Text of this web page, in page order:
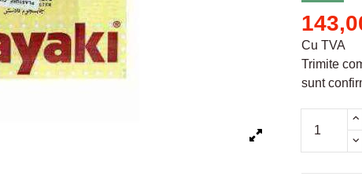
Cu TVA
Trimite
sunt